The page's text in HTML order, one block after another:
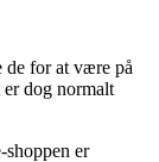
de for at være på
er dog normalt
er